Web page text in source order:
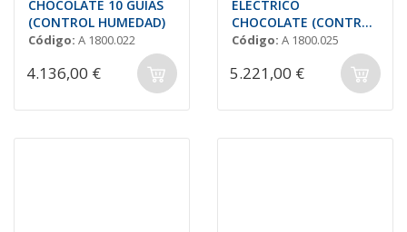
CHOCOLATE 10 GUIAS
(CONTROL HUMEDAD)
Código: A 1800.022
4.136,00 €
ELÉCTRICO
CHOCOLATE (CONTROL
HUMEDAD)
Código: A 1800.025
5.221,00 €